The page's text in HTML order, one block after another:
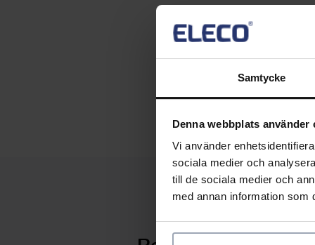
Samtycke
Denna webbplats använder
Vi använder
sociala medier och
till de sociala medier och
med annan information som